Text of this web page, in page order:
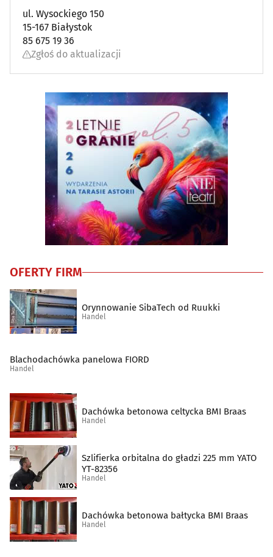
Kolekcjonerstwo
Komisy(7)
Księgarnie (25)
Kwiaciarnie (47)
(6)
(19)
Maszyny do szycia(4)
Metale, metale kolorowe
Metalowe artykuły(26)
Normalia techniczne(3)
Odzież ochronna, robocza i artykuły bhp
Opakowania (24)
Pamiątki, upominki
Papier, tektura(9)
ul. Wysockiego 150
15-167 Białystok
85 675 19 36
Zgłoś do aktualizacji
OFERTY FIRM
Orynnowanie SibaTech od Ruukki
Handel
Blachodachówka panelowa FIORD
Handel
Dachówka betonowa celtycka BMI Braas
Handel
Szlifierka orbitalna do gładzi 225 mm YATO
YT-82356
Handel
Dachówka betonowa bałtycka BMI Braas
Handel